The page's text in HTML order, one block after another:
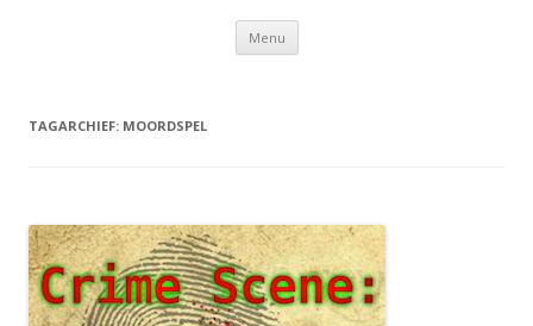
Menu Spring
inhoud
TAGARCHIEF: MOORDSPEL